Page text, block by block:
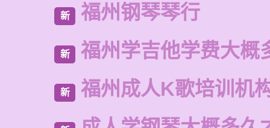
新 福州钢琴琴行
新 福州学吉他学费大概
新 福州成人K歌培训机